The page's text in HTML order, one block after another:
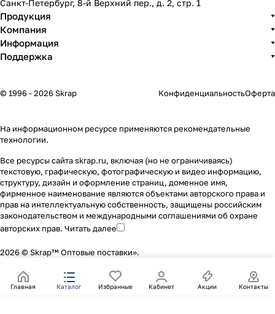
Санкт-Петербург, 8-й Верхний пер., д. 2, стр. 1
Продукция
Компания
Информация
Поддержка
© 1996 - 2026 Skrap КонфиденциальностьОферта
На информационном ресурсе применяются рекомендательные
технологии.
Все ресурсы сайта skrap.ru, включая (но не ограничиваясь)
текстовую, графическую, фотографическую и видео информацию,
структуру, дизайн и оформление страниц, доменное имя,
фирменное наименование являются объектами авторского права и
прав на интеллектуальную собственность, защищены российским
законодательством и международными соглашениями об охране
авторских прав. Читать далее
2026 © Skrap™ Оптовые поставки».
Главная Каталог Избранные Кабинет Акции Контакты